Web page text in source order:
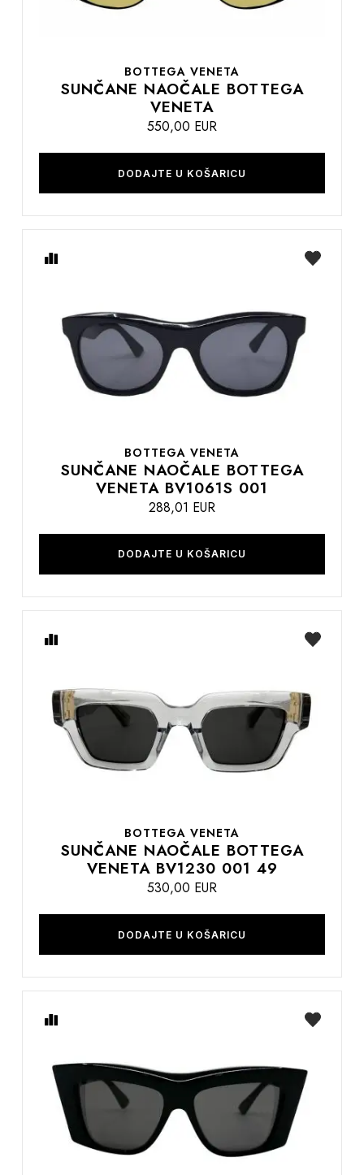
BOTTEGA VENETA
SUNČANE NAOČALE BOTTEGA
VENETA
550,00 EUR
DODAJTE U KOŠARICU
BOTTEGA VENETA
SUNČANE NAOČALE BOTTEGA
VENETA BV1061S 001
288,01 EUR
DODAJTE U KOŠARICU
želja
BOTTEGA VENETA
SUNČANE NAOČALE BOTTEGA
VENETA BV1230 001 49
530,00 EUR
DODAJTE U KOŠARICU
želja
želja